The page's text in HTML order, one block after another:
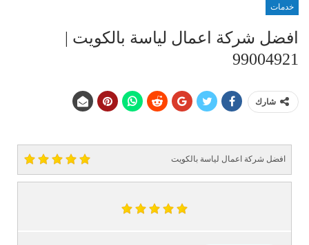
خدمات
افضل شركة اعمال لياسة بالكويت |
99004921
شارك
افضل شركة اعمال لياسة بالكويت